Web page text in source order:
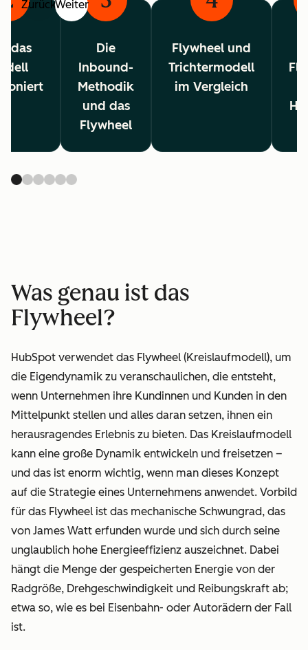
ZurückWeiter
das
Die
Inbound-
Methodik
und das
Flywheel
Flywheel und
Trichtermodell
im Vergleich
Was genau ist das
Flywheel?
HubSpot verwendet das Flywheel (Kreislaufmodell), um
die Eigendynamik zu veranschaulichen, die entsteht,
wenn Unternehmen ihre Kundinnen und Kunden in den
Mittelpunkt stellen und alles daran setzen, ihnen ein
herausragendes Erlebnis zu bieten. Das Kreislaufmodell
kann eine große Dynamik entwickeln und freisetzen –
und das ist enorm wichtig, wenn man dieses Konzept
auf die Strategie eines Unternehmens anwendet. Vorbild
für das Flywheel ist das mechanische Schwungrad, das
von James Watt erfunden wurde und sich durch seine
unglaublich hohe Energieeffizienz auszeichnet. Dabei
hängt die Menge der gespeicherten Energie von der
Radgröße, Drehgeschwindigkeit und Reibungskraft ab;
etwa so, wie es bei Eisenbahn- oder Autorädern der Fall
ist.